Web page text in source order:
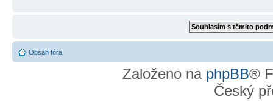
Obsah fóra
Založeno na phpBB®
Český